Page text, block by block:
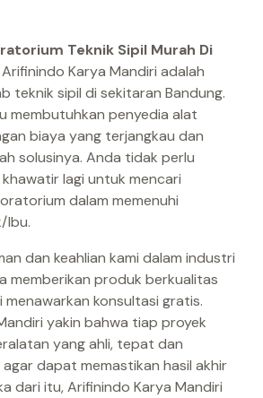
Teknik Sipil Murah Di
Karya Mandiri adalah
teknik sipil di sekitaran Bandung.
membutuhkan penyedia alat
biaya yang terjangkau dan
solusinya. Anda tidak perlu
lagi untuk mencari
dalam memenuhi
Ibu.
dan keahlian kami dalam industri
memberikan produk berkualitas
konsultasi gratis.
yakin bahwa tiap proyek
yang ahli, tepat dan
dapat memastikan hasil akhir
dari itu, Arifinindo Karya Mandiri